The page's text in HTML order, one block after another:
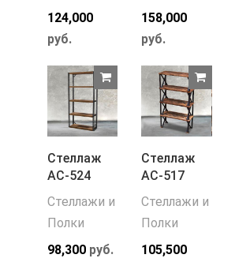
124,000
руб.
158,000
руб.
Стеллаж
АС-524
Стеллажи и
Полки
98,300 руб.
Стеллаж
АС-517
Стеллажи и
Полки
105,500